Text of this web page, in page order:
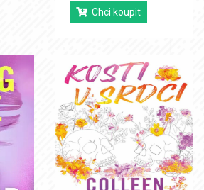
Chci koupit